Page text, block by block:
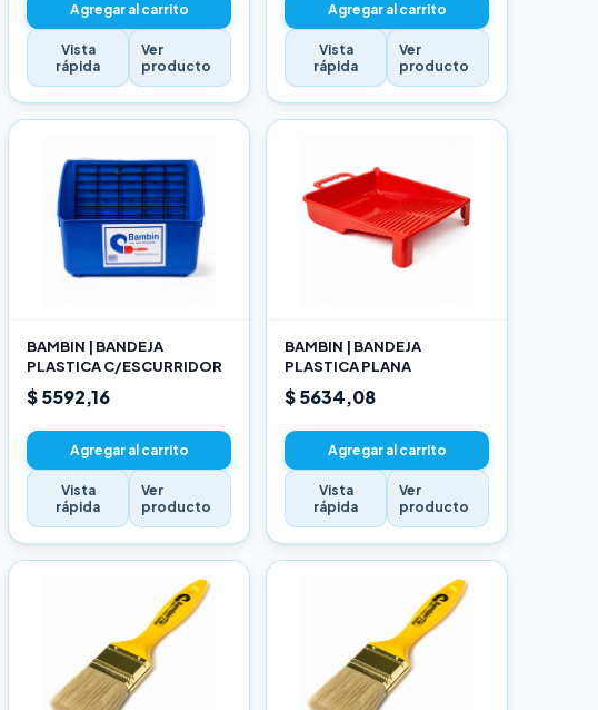
Agregar al carrito
Vista
rápida
Ver
producto
Agregar al carrito
Vista
rápida
Ver
producto
BAMBIN | BANDEJA
PLASTICA C/ESCURRIDOR
$ 5592,16
Agregar al carrito
Vista
rápida
Ver
producto
BAMBIN | BANDEJA
PLASTICA PLANA
$ 5634,08
Agregar al carrito
Vista
rápida
Ver
producto